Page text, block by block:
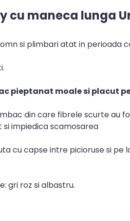
cu maneca lunga
si plimbari atat in perioada
pieptanat moale si placut
din care fibrele scurte au
impiedica scamosarea
cu capse intre picioruse si
gri roz si albastru.